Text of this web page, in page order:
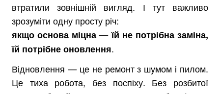
втратили зовнішній вигляд. І тут важливо
зрозуміти одну просту річ:
якщо основа міцна — їй не потрібна заміна,
їй потрібне оновлення.
Відновлення — це не ремонт з шумом і пилом.
Це тиха робота, без поспіху. Без розбитої